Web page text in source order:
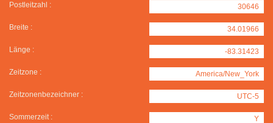
Postleitzahl : 30646
Breite : 34.01966
Länge : -83.31423
Zeitzone : America/New_York
Zeitzonenbezeichner : UTC-5
Sommerzeit : Y